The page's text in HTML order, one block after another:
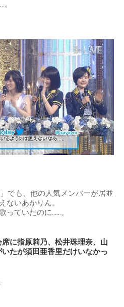
でも、他の人気メンバーが居並
ないあかりん。
っていたのに……。
に指原莉乃、松井珠理奈、山
たが須田亜香里だけいなかっ